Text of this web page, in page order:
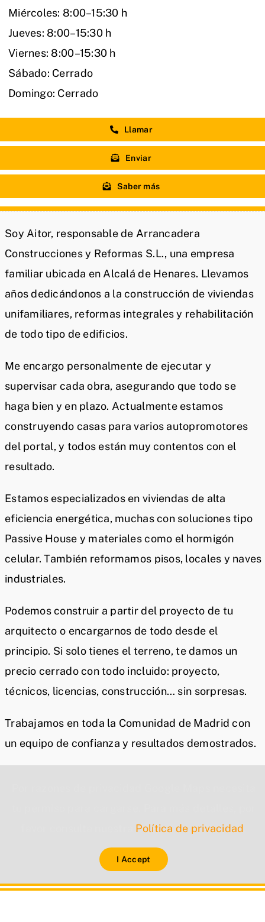
Soy Aitor, responsable de Arrancadera
Construcciones y Reformas S.L., una empresa
familiar ubicada en Alcalá de Henares. Llevamos
años dedicándonos a la construcción de viviendas
unifamiliares, reformas integrales y rehabilitación
de todo tipo de edificios.
Me encargo personalmente de ejecutar y
supervisar cada obra, asegurando que todo se
haga bien y en plazo. Actualmente estamos
construyendo casas para varios autopromotores
del portal, y todos están muy contentos con el
resultado.
Estamos especializados en viviendas de alta
eficiencia energética, muchas con soluciones tipo
Passive House y materiales como el hormigón
celular. También reformamos pisos, locales y naves
industriales.
Podemos construir a partir del proyecto de tu
arquitecto o encargarnos de todo desde el
principio. Si solo tienes el terreno, te damos un
precio cerrado con todo incluido: proyecto,
técnicos, licencias, construcción… sin sorpresas.
Trabajamos en toda la Comunidad de Madrid con
un equipo de confianza y resultados demostrados.
Política de privacidad
I Accept
Miércoles: 8:00–15:30 h
Jueves: 8:00–15:30 h
Viernes: 8:00–15:30 h
Sábado: Cerrado
Domingo: Cerrado
Llamar
Enviar
Saber más